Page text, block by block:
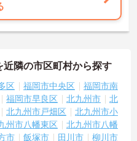
隣の市区町村から探す
区 福岡市中央区
福岡市南
福岡市早良区 北九州市
北
北九州市戸畑区
北九州市小
州市八幡東区
北九州市八幡
市 飯塚市 田川市
柳川市